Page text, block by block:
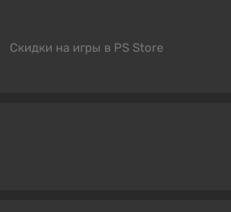
Скидки на игры в PS Store